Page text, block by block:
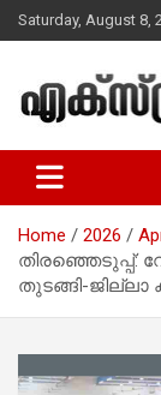
Skip
to
Saturday, August 8,
Express
Home 2026
തിരഞ്ഞെടുപ്പ്:
തുടങ്ങി-ജില്ലാ